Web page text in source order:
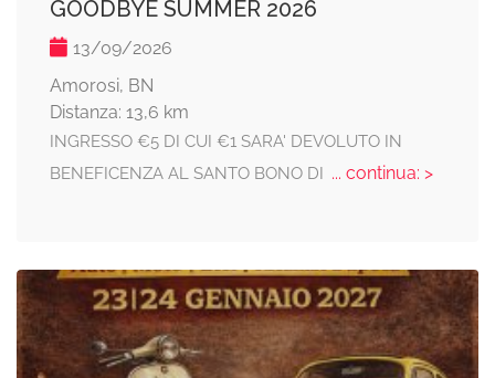
GOODBYE SUMMER 2026
13/09/2026
Amorosi, BN
Distanza: 13,6 km
INGRESSO €5 DI CUI €1 SARA' DEVOLUTO IN
BENEFICENZA AL SANTO BONO DI ... continua: >